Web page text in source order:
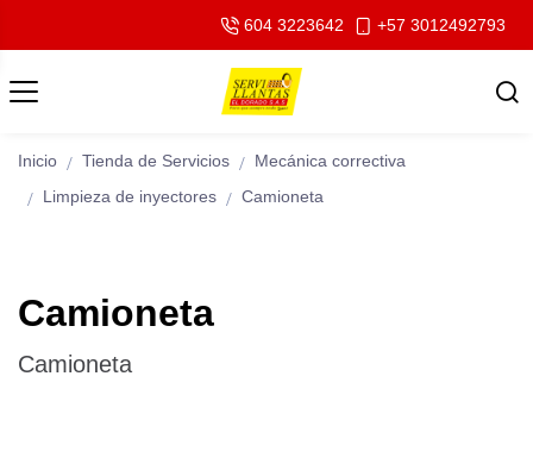
604 3223642 +57 3012492793
Inicio Tienda de Servicios
Mecánica correctiva
Limpieza de inyectores
Camioneta
Camioneta
Camioneta